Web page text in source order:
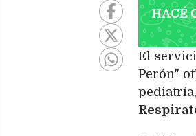
HACÉ
El
Perón"